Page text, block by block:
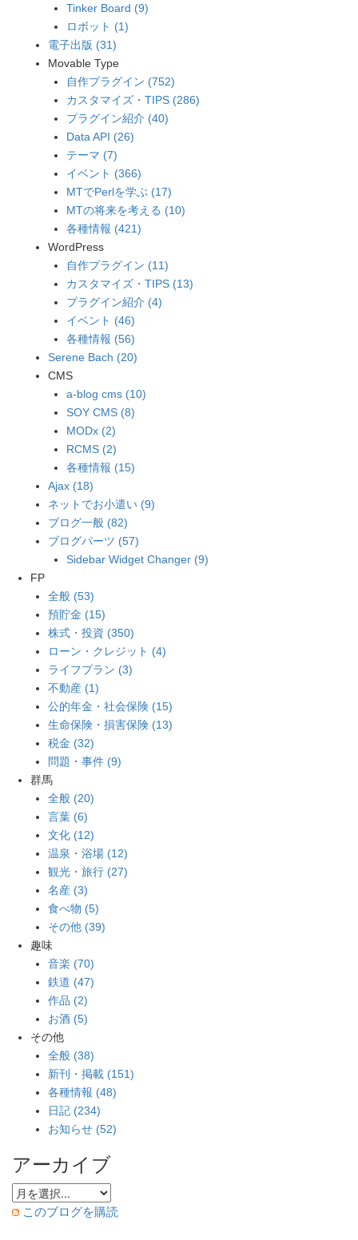
Tinker Board (9)
ロボット (1)
電子出版 (31)
Movable Type
自作プラグイン (752)
カスタマイズ・TIPS (286)
プラグイン紹介 (40)
Data API (26)
テーマ (7)
イベント (366)
MTでPerlを学ぶ (17)
MTの将来を考える (10)
各種情報 (421)
WordPress
自作プラグイン (11)
カスタマイズ・TIPS (13)
プラグイン紹介 (4)
イベント (46)
各種情報 (56)
Serene Bach (20)
CMS
a-blog cms (10)
SOY CMS (8)
MODx (2)
RCMS (2)
各種情報 (15)
Ajax (18)
ネットでお小遣い (9)
ブログ一般 (82)
ブログパーツ (57)
Sidebar Widget Changer (9)
FP
全般 (53)
預貯金 (15)
株式・投資 (350)
ローン・クレジット (4)
ライフプラン (3)
不動産 (1)
公的年金・社会保険 (15)
生命保険・損害保険 (13)
税金 (32)
問題・事件 (9)
群馬
全般 (20)
言葉 (6)
文化 (12)
温泉・浴場 (12)
観光・旅行 (27)
名産 (3)
食べ物 (5)
その他 (39)
趣味
音楽 (70)
鉄道 (47)
作品 (2)
お酒 (5)
その他
全般 (38)
新刊・掲載 (151)
各種情報 (48)
日記 (234)
お知らせ (52)
アーカイブ
このブログを購読